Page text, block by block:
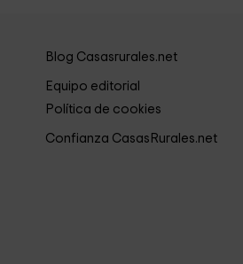
Blog Casasrurales.net
Equipo editorial
Política de cookies
Confianza CasasRurales.net